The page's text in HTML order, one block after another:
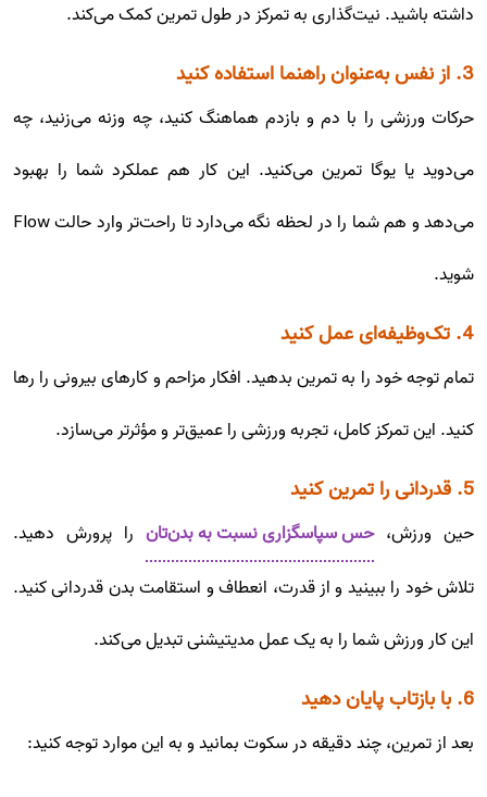
داشته باشید. نیت‌گذاری به تمرکز در طول تمرین کمک می‌کند.
3. از نفس به‌عنوان راهنما استفاده کنید
حرکات ورزشی را با دم و بازدم هماهنگ کنید، چه وزنه می‌زنید، چه
می‌دوید یا یوگا تمرین می‌کنید. این کار هم عملکرد شما را بهبود
می‌دهد و هم شما را در لحظه نگه می‌دارد تا راحت‌تر وارد حالت Flow
شوید.
4. تک‌وظیفه‌ای عمل کنید
تمام توجه خود را به تمرین بدهید. افکار مزاحم و کارهای بیرونی را رها
کنید. این تمرکز کامل، تجربه ورزشی را عمیق‌تر و مؤثرتر می‌سازد.
5. قدردانی را تمرین کنید
حین ورزش،حس سپاسگزاری نسبت به بدن‌تان را پرورش دهید.
تلاش خود را ببینید و از قدرت، انعطاف و استقامت بدن قدردانی کنید.
این کار ورزش شما را به یک عمل مدیتیشنی تبدیل می‌کند.
6. با بازتاب پایان دهید
بعد از تمرین، چند دقیقه در سکوت بمانید و به این موارد توجه کنید: